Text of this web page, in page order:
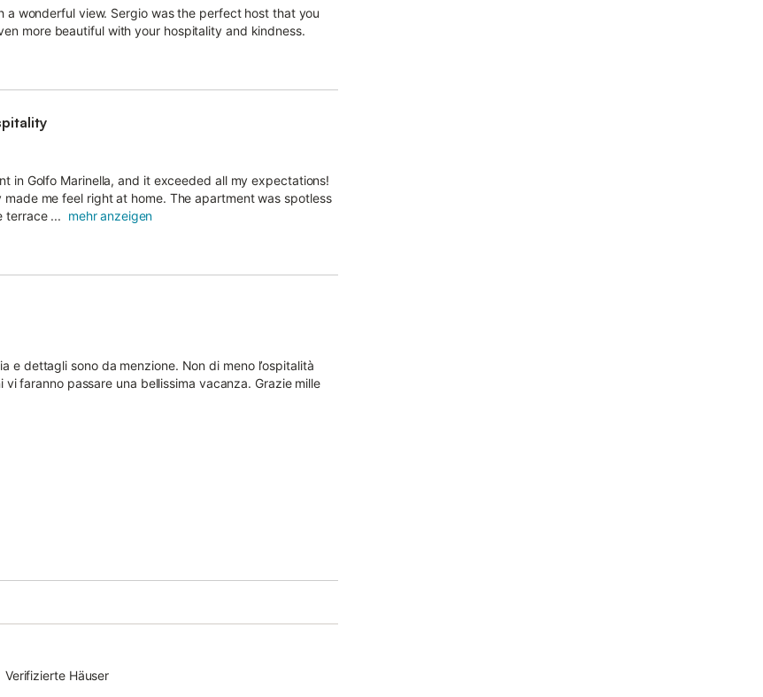
wonderful view. Sergio was the perfect host that you
more beautiful with your hospitality and kindness.
in Golfo Marinella, and it exceeded all my expectations!
me feel right at home. The apartment was spotless
terrace ... mehr anzeigen
e dettagli sono da menzione. Non di meno l’ospitalità
faranno passare una bellissima vacanza. Grazie mille
Verifizierte Häuser